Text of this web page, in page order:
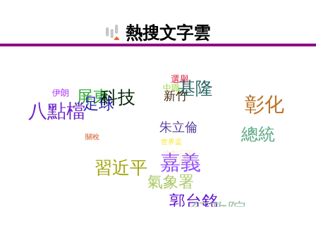
熱搜文字雲
郭台銘
屏東 彰化
基隆
關稅
行政院
伊朗
朱立倫
足球
八點檔
習近平 英國
世界盃
選舉
氣象署
嘉義
科技 新竹
總統
中職